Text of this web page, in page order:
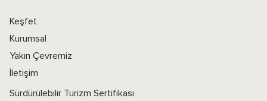
Keşfet
Kurumsal
Yakın Çevremiz
İletişim
Sürdürülebilir Turizm Sertifikası